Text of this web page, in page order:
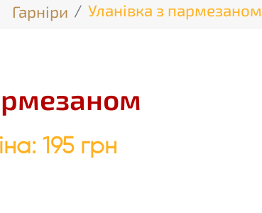
Гарніри Уланівка з пармезаном
195 грн